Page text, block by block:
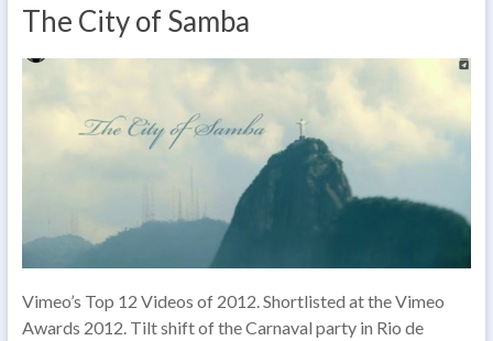
The City of Samba
Vimeo’s Top 12 Videos of 2012. Shortlisted at the Vimeo
Awards 2012. Tilt shift of the Carnaval party in Rio de